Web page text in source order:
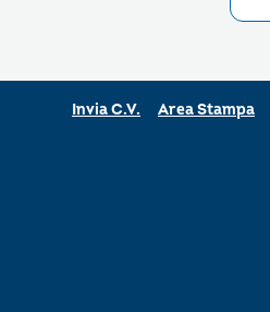
Invia C.V. Area Stampa